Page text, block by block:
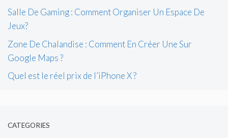
Salle De Gaming : Comment Organiser Un Espace De
Jeux?
Zone De Chalandise : Comment En Créer Une Sur
Google Maps ?
Quel est le réel prix de l’iPhone X ?
CATEGORIES